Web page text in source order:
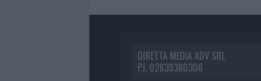
DIRETTA MEDIA ADV SRL
P.I. 02839380306